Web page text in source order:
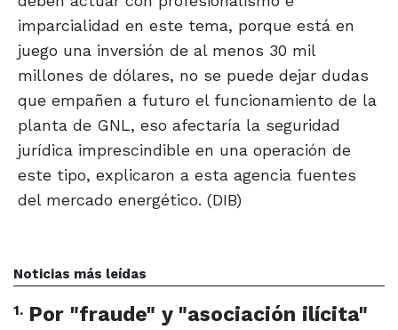
imparcialidad en este tema, porque está en
juego una inversión de al menos 30 mil
millones de dólares, no se puede dejar dudas
que empañen a futuro el funcionamiento de la
planta de GNL, eso afectaría la seguridad
jurídica imprescindible en una operación de
este tipo, explicaron a esta agencia fuentes
del mercado energético. (DIB)
Noticias más leídas
1. Por "fraude" y "asociación ilícita"